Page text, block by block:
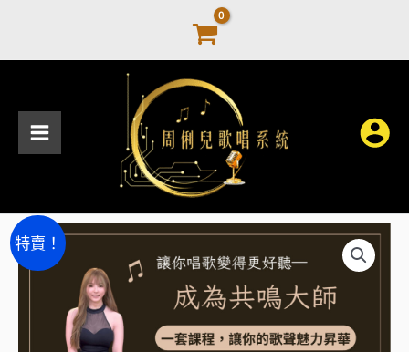
特賣！
原
始
目
前
價
鼻
腔